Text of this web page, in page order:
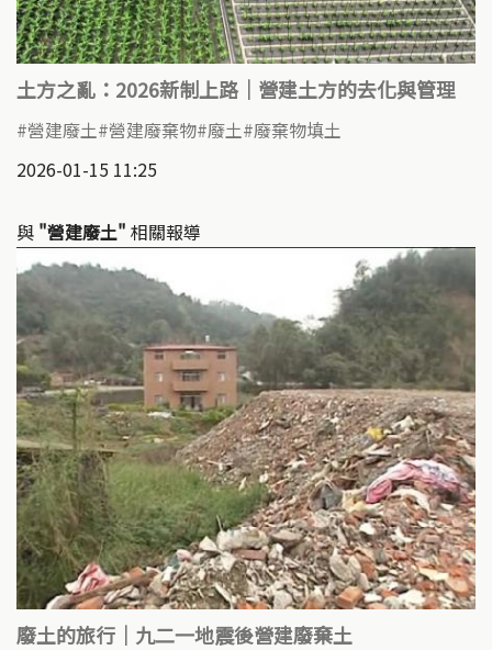
土方之亂：2026新制上路｜營建土方的去化與管理
營建廢土 營建廢棄物 廢土 廢棄物填土
2026-01-15 11:25
與 "營建廢土" 相關報導
廢土的旅行｜九二一地震後營建廢棄土